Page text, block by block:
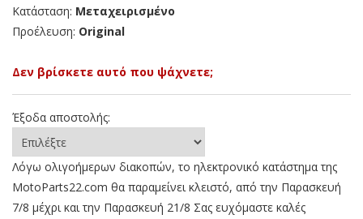
Κατάσταση: Μεταχειρισμένο
Προέλευση: Original
Δεν βρίσκετε αυτό που ψάχνετε;
Έξοδα αποστολής:
Λόγω ολιγοήμερων διακοπών, το ηλεκτρονικό κατάστημα της
MotoParts22.com θα παραμείνει κλειστό, από την Παρασκευή
7/8 μέχρι και την Παρασκευή 21/8 Σας ευχόμαστε καλές